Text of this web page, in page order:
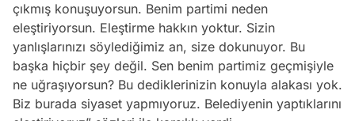
çıkmış konuşuyorsun. Benim partimi neden
eleştiriyorsun. Eleştirme hakkın yoktur. Sizin
yanlışlarınızı söylediğimiz an, size dokunuyor. Bu
başka hiçbir şey değil. Sen benim partimiz geçmişiyle
ne uğraşıyorsun? Bu dediklerinizin konuyla alakası yok.
Biz burada siyaset yapmıyoruz. Belediyenin yaptıklarını